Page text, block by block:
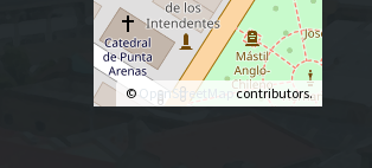
© OpenStreetMapcontributors.